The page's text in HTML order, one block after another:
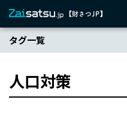
タグ一覧
人口対策